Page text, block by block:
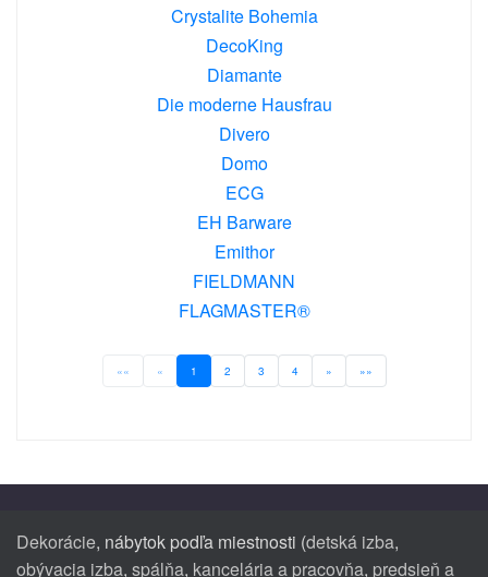
Crystalite Bohemia
DecoKing
Diamante
Die moderne Hausfrau
Divero
Domo
ECG
EH Barware
Emithor
FIELDMANN
FLAGMASTER®
«« « 1 2 3 4 » »»
Dekorácie, nábytok podľa miestnosti (detská izba,
obývacia izba, spálňa, kancelária a pracovňa, predsieň a